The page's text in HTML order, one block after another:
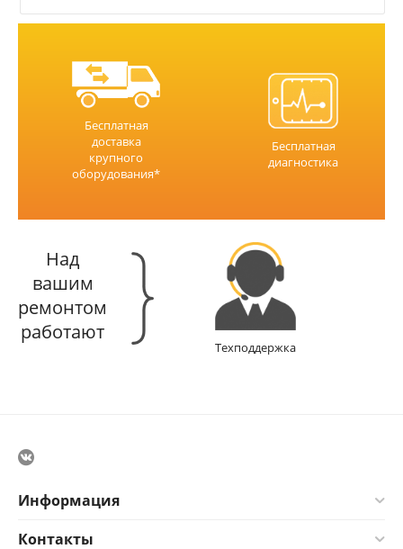
Бесплатная
доставка
крупного
оборудования*
Бесплатная
диагностика
Над
вашим
ремонтом
работают
Техподдержка
Информация
Контакты